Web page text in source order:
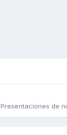
Presentaciones de